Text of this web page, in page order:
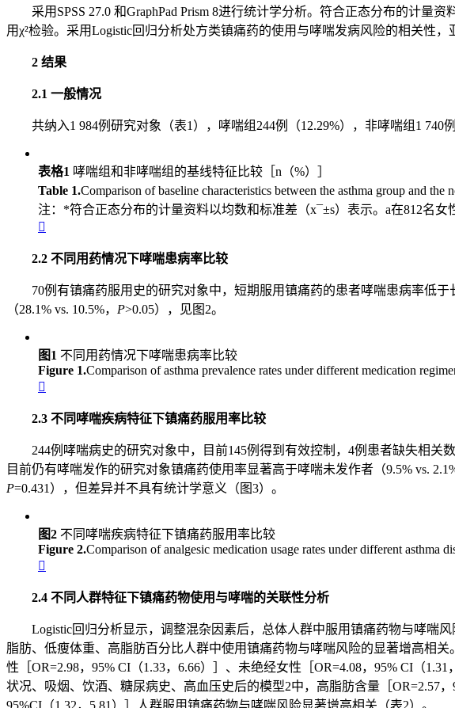
采用SPSS 27.0 和GraphPad Prism 8进行统计学分析。符合正态分布的计量资
用χ²检验。采用Logistic回归分析处方类镇痛药的使用与哮喘发病风险的相关性
2 结果
2.1 一般情况
共纳入1 984例研究对象（表1），哮喘组244例（12.29%），非哮喘组1
表格1 哮喘组和非哮喘组的基线特征比较［n（%）］
Table 1.Comparison of baseline characteristics between the asthma group and the
注：*符合正态分布的计量资料以均数和标准差（x¯±s）表示。a在812名

2.2 不同用药情况下哮喘患病率比较
70例有镇痛药服用史的研究对象中，短期服用镇痛药的患者哮喘患病率低于
（28.1% vs. 10.5%， P>0.05），见图2。
图1 不同用药情况下哮喘患病率比较
Figure 1.Comparison of asthma prevalence rates under different medication

2.3 不同哮喘疾病特征下镇痛药服用率比较
244例哮喘病史的研究对象中，目前145例得到有效控制，4例患者缺失相关
目前仍有哮喘发作的研究对象镇痛药使用率显著高于哮喘未发作者（9.5% vs. 2.1%
P=0.431），但差异并不具有统计学意义（图3）。
图2 不同哮喘疾病特征下镇痛药服用率比较
Figure 2.Comparison of analgesic medication usage rates under different asthma

2.4 不同人群特征下镇痛药物使用与哮喘的关联性分析
Logistic回归分析显示，调整混杂因素后，总体人群中服用镇痛药物与哮喘
脂肪、低瘦体重、高脂肪百分比人群中使用镇痛药物与哮喘风险的显著增高相
性［OR=2.98，95% CI（1.33，6.66）］、未绝经女性［OR=4.08，95% CI（
状况、吸烟、饮酒、糖尿病史、高血压史后的模型2中，高脂肪含量［OR=2.57
95%CI（1.32，5.81）］人群服用镇痛药物与哮喘风险显著增高相关（表2）。